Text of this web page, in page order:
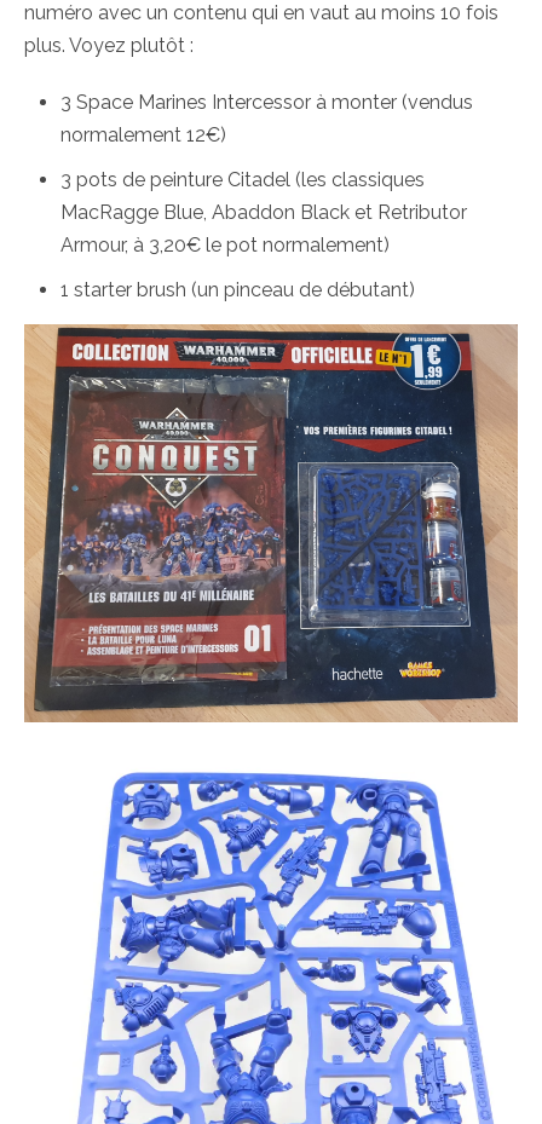
numéro avec un contenu qui en vaut au moins 10 fois
plus. Voyez plutôt :
3 Space Marines Intercessor à monter (vendus
normalement 12€)
3 pots de peinture Citadel (les classiques
MacRagge Blue, Abaddon Black et Retributor
Armour, à 3,20€ le pot normalement)
1 starter brush (un pinceau de débutant)